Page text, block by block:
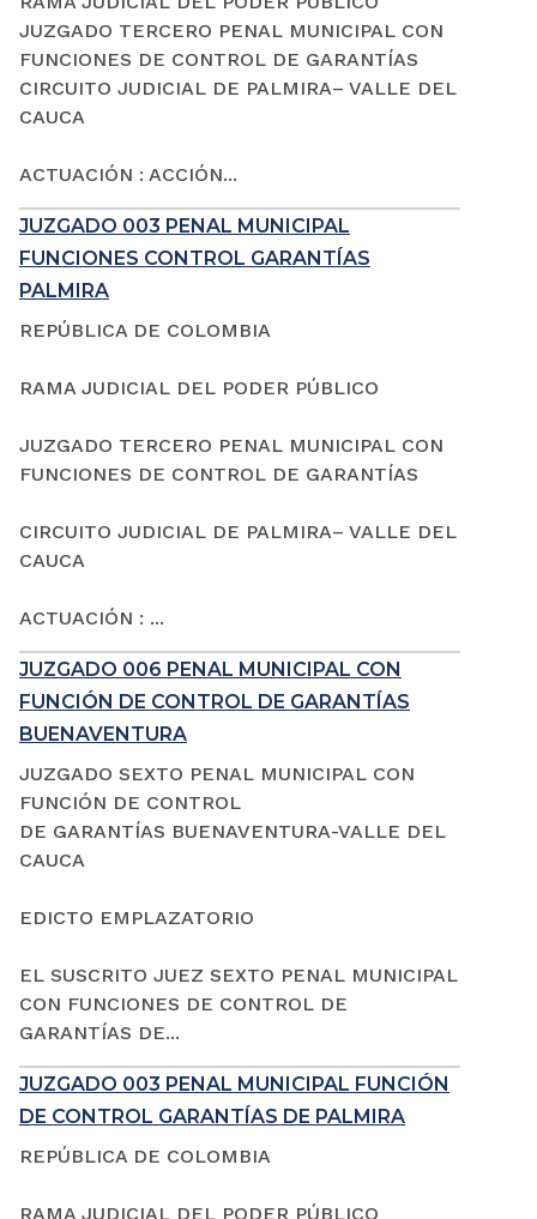
JUZGADO TERCERO PENAL MUNICIPAL CON
FUNCIONES DE CONTROL DE GARANTÍAS
CIRCUITO JUDICIAL DE PALMIRA– VALLE DEL
CAUCA
ACTUACIÓN : ACCIÓN...
JUZGADO 003 PENAL MUNICIPAL
FUNCIONES CONTROL GARANTÍAS
PALMIRA
REPÚBLICA DE COLOMBIA
RAMA JUDICIAL DEL PODER PÚBLICO
JUZGADO TERCERO PENAL MUNICIPAL CON
FUNCIONES DE CONTROL DE GARANTÍAS
CIRCUITO JUDICIAL DE PALMIRA– VALLE DEL
CAUCA
ACTUACIÓN : ...
JUZGADO 006 PENAL MUNICIPAL CON
FUNCIÓN DE CONTROL DE GARANTÍAS
BUENAVENTURA
JUZGADO SEXTO PENAL MUNICIPAL CON
FUNCIÓN DE CONTROL
DE GARANTÍAS BUENAVENTURA-VALLE DEL
CAUCA
EDICTO EMPLAZATORIO
EL SUSCRITO JUEZ SEXTO PENAL MUNICIPAL
CON FUNCIONES DE CONTROL DE
GARANTÍAS DE...
JUZGADO 003 PENAL MUNICIPAL FUNCIÓN
DE CONTROL GARANTÍAS DE PALMIRA
REPÚBLICA DE COLOMBIA
RAMA JUDICIAL DEL PODER PÚBLICO